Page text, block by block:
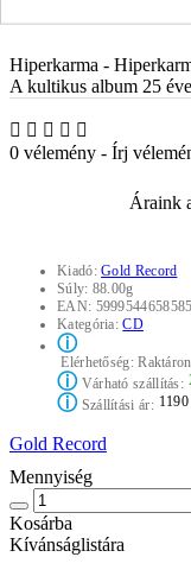
Hiperkarma -
A kultikus album 25
0 vélemény - Írj
Áraink
Kiadó:Gold Record
Súly: 88.00g
EAN: 5999544658585
Kategória:CD
ⓘ
Elérhetőség:Raktáron
ⓘVárható szállítás:
ⓘSzállítási ár:
Gold Record
Mennyiség
Kosárba
Kívánságlistára